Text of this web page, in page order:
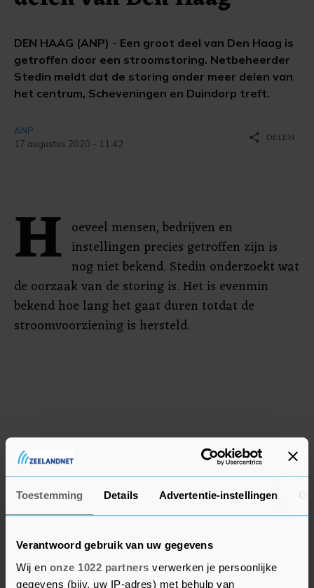
Toestemming Details Advertentie-instellingen
Verantwoord gebruik van uw gegevens
Wij en onze 1022 partners verwerken je persoonlijke
gegevens (bijv. uw IP-adres) met behulp van
DEN HAAG (ANP) - Een groot deel van Den Haag is
getroffen door een stroomstoring. Netbeheerder
Stedin meldt dat de storing onder meer delen van
het centrum, Scheveningen en Duindorp treft.
ANP
17 augustus 2020 - 11:42
share DELEN
H oeveel mensen, bedrijven en
instellingen precies getroffen zijn is
nog niet bekend. Stedin onderzoekt wat
de oorzaak van de storing is. Het is evenmin
bekend hoe lang het gaat duren totdat de
stroomvoorziening is hersteld.